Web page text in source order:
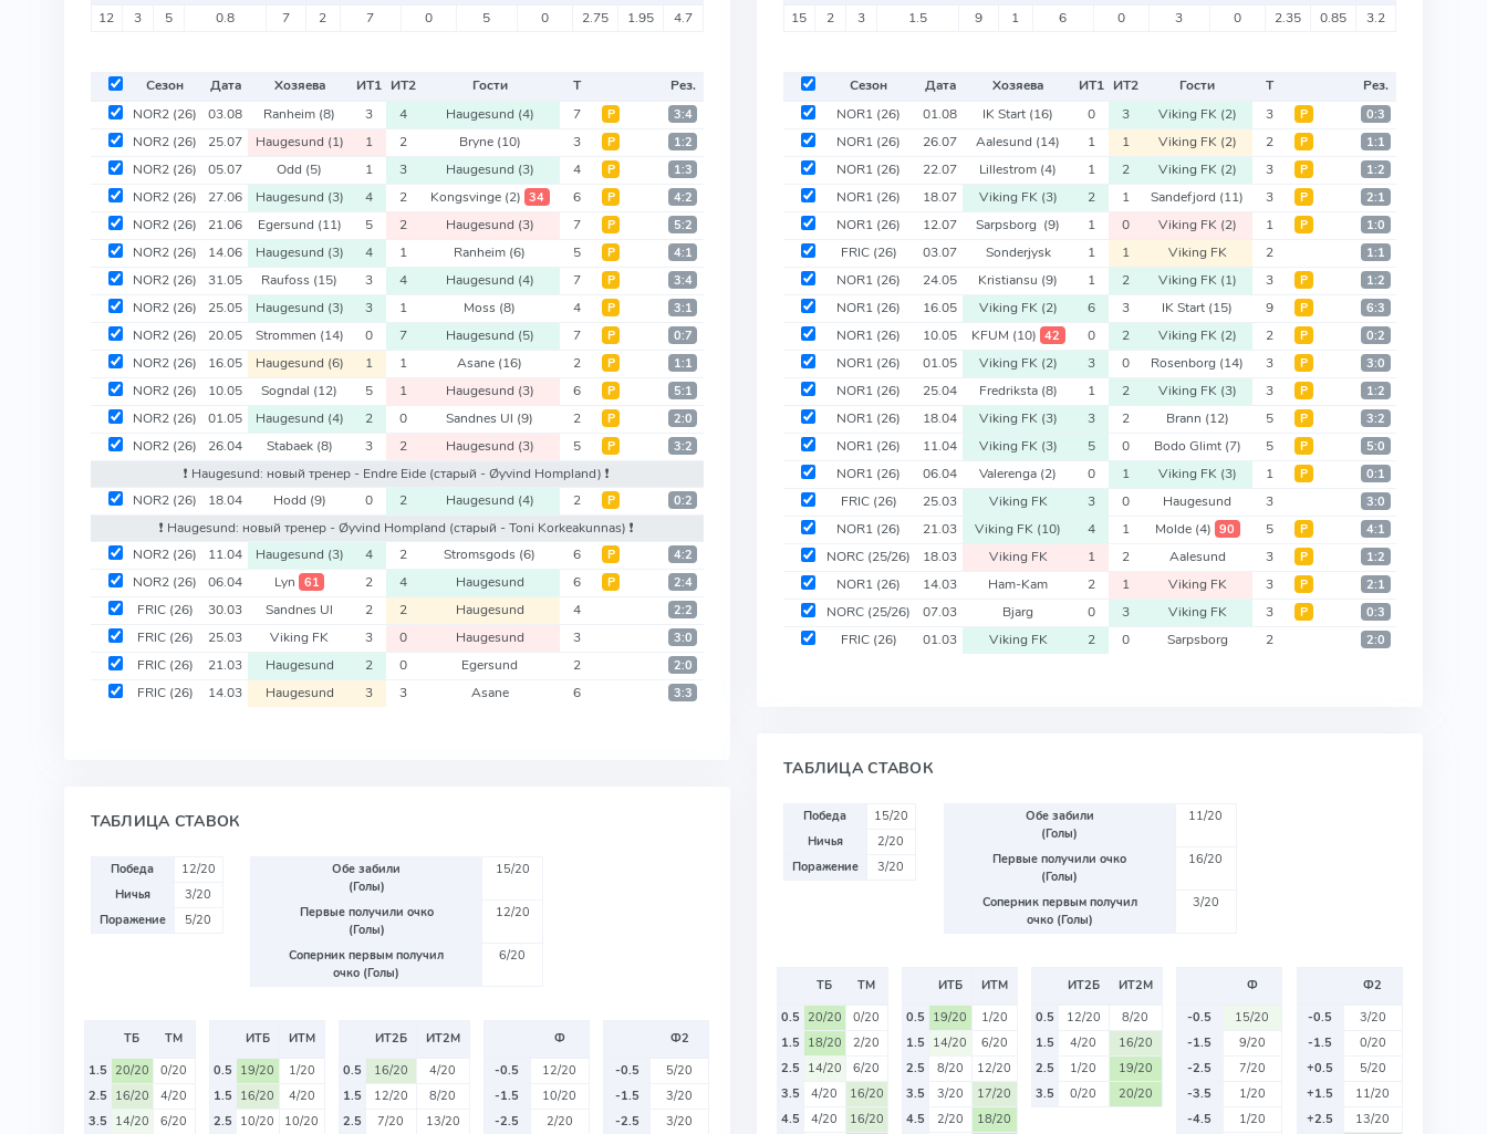
12 3 5 0.8 7 2 7 0 5 0 2.75 1.95 4.7
Сезон Дата Хозяева ИТ1 ИТ2 Гости Т
Рез.
NOR2 (26) 03.08 Ranheim (8) 3 4 Haugesund (4) 7 Р 3:4
NOR2 (26) 25.07 Haugesund (1) 1 2 Bryne (10) 3 Р 1:2
NOR2 (26) 05.07 Odd (5) 1 3 Haugesund (3) 4 Р 1:3
NOR2 (26) 27.06 Haugesund (3) 4 2 Kongsvinge (2) 34 6 Р 4:2
NOR2 (26) 21.06 Egersund (11) 5 2 Haugesund (3) 7 Р 5:2
NOR2 (26) 14.06 Haugesund (3) 4 1 Ranheim (6) 5 Р 4:1
NOR2 (26) 31.05 Raufoss (15) 3 4 Haugesund (4) 7 Р 3:4
NOR2 (26) 25.05 Haugesund (3) 3 1 Moss (8) 4 Р 3:1
NOR2 (26) 20.05 Strommen (14) 0 7 Haugesund (5) 7 Р 0:7
NOR2 (26) 16.05 Haugesund (6) 1 1 Asane (16) 2 Р 1:1
NOR2 (26) 10.05 Sogndal (12) 5 1 Haugesund (3) 6 Р 5:1
NOR2 (26) 01.05 Haugesund (4) 2 0 Sandnes Ul (9) 2 Р 2:0
NOR2 (26) 26.04 Stabaek (8) 3 2 Haugesund (3) 5 Р 3:2
❗️ Haugesund: новый тренер - Endre Eide (старый - Øyvind Hompland) ❗️
NOR2 (26) 18.04 Hodd (9) 0 2 Haugesund (4) 2 Р 0:2
❗️ Haugesund: новый тренер - Øyvind Hompland (старый - Toni Korkeakunnas) ❗️
NOR2 (26) 11.04 Haugesund (3) 4 2 Stromsgods (6) 6 Р 4:2
NOR2 (26) 06.04 Lyn 61 2 4 Haugesund 6 Р 2:4
FRIC (26) 30.03 Sandnes Ul 2 2 Haugesund 4 2:2
FRIC (26) 25.03 Viking FK 3 0 Haugesund 3 3:0
FRIC (26) 21.03 Haugesund 2 0 Egersund 2 2:0
FRIC (26) 14.03 Haugesund 3 3 Asane 6 3:3
ТАБЛИЦА СТАВОК
Победа
12/20
Ничья
3/20
Поражение
5/20
Обе забили
(Голы)
15/20
Первые получили очко
(Голы)
12/20
Соперник первым получил
очко (Голы)
6/20
ТБ
ТМ
1.5 20/20
0/20
2.5 16/20
4/20
3.5 14/20
6/20
ИТБ
ИТМ
0.5 19/20
1/20
1.5 16/20
4/20
2.5 10/20
10/20
ИТ2Б
ИТ2М
0.5
16/20
4/20
1.5
12/20
8/20
2.5
7/20
13/20
Ф
-0.5
12/20
-1.5
10/20
-2.5
2/20
Ф2
-0.5
5/20
-1.5
3/20
-2.5
3/20
15 2 3 1.5 9 1 6 0 3 0 2.35 0.85 3.2
Сезон Дата Хозяева ИТ1 ИТ2 Гости Т
Рез.
NOR1 (26) 01.08 IK Start (16) 0 3 Viking FK (2) 3 Р 0:3
NOR1 (26) 26.07 Aalesund (14) 1 1 Viking FK (2) 2 Р 1:1
NOR1 (26) 22.07 Lillestrom (4) 1 2 Viking FK (2) 3 Р 1:2
NOR1 (26) 18.07 Viking FK (3) 2 1 Sandefjord (11) 3 Р 2:1
NOR1 (26) 12.07 Sarpsborg (9) 1 0 Viking FK (2) 1 Р 1:0
FRIC (26) 03.07 Sonderjysk 1 1 Viking FK 2 1:1
NOR1 (26) 24.05 Kristiansu (9) 1 2 Viking FK (1) 3 Р 1:2
NOR1 (26) 16.05 Viking FK (2) 6 3 IK Start (15) 9 Р 6:3
NOR1 (26) 10.05 KFUM (10) 42 0 2 Viking FK (2) 2 Р 0:2
NOR1 (26) 01.05 Viking FK (2) 3 0 Rosenborg (14) 3 Р 3:0
NOR1 (26) 25.04 Fredriksta (8) 1 2 Viking FK (3) 3 Р 1:2
NOR1 (26) 18.04 Viking FK (3) 3 2 Brann (12) 5 Р 3:2
NOR1 (26) 11.04 Viking FK (3) 5 0 Bodo Glimt (7) 5 Р 5:0
NOR1 (26) 06.04 Valerenga (2) 0 1 Viking FK (3) 1 Р 0:1
FRIC (26) 25.03 Viking FK 3 0 Haugesund 3 3:0
NOR1 (26) 21.03 Viking FK (10) 4 1 Molde (4) 90 5 Р 4:1
NORC (25/26) 18.03 Viking FK 1 2 Aalesund 3 Р 1:2
NOR1 (26) 14.03 Ham-Kam 2 1 Viking FK 3 Р 2:1
NORC (25/26) 07.03 Bjarg 0 3 Viking FK 3 Р 0:3
FRIC (26) 01.03 Viking FK 2 0 Sarpsborg 2 2:0
ТАБЛИЦА СТАВОК
Победа
15/20
Ничья
2/20
Поражение
3/20
Обе забили
(Голы)
11/20
Первые получили очко
(Голы)
16/20
Соперник первым получил
очко (Голы)
3/20
ТБ
ТМ
0.5 20/20
0/20
1.5 18/20
2/20
2.5 14/20
6/20
3.5
4/20
16/20
4.5
4/20
16/20
ИТБ
ИТМ
0.5 19/20
1/20
1.5 14/20
6/20
2.5
8/20
12/20
3.5
3/20
17/20
4.5
2/20
18/20
ИТ2Б
ИТ2М
0.5
12/20
8/20
1.5
4/20
16/20
2.5
1/20
19/20
3.5
0/20 20/20
Ф
-0.5
15/20
-1.5
9/20
-2.5
7/20
-3.5
1/20
-4.5
1/20
Ф2
-0.5
3/20
-1.5
0/20
+0.5
5/20
+1.5
11/20
+2.5
13/20